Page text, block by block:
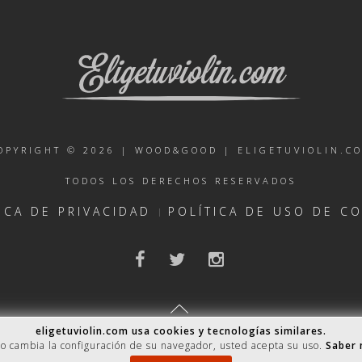
© 2026 | WOOD&GOOD |
TODOS LOS DERECHOS RESERVADOS
DE PRIVACIDAD POLÍTICA DE USO DE
eligetuviolin.com usa cookies y tecnologías similares.
cambia la configuración de su navegador, usted acepta su uso. Saber